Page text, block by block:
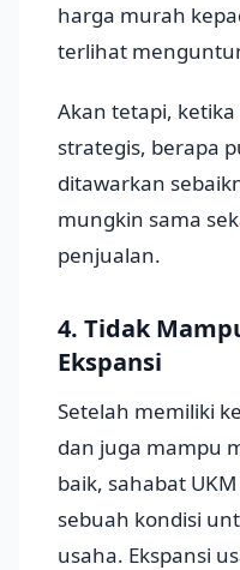
harga murah
terlihat
Akan tetapi,
strategis, berapa
ditawarkan
mungkin sama
penjualan.
4. Tidak
Ekspansi
Setelah memiliki
dan juga mampu
baik, sahabat
sebuah kondisi
usaha. Ekspansi